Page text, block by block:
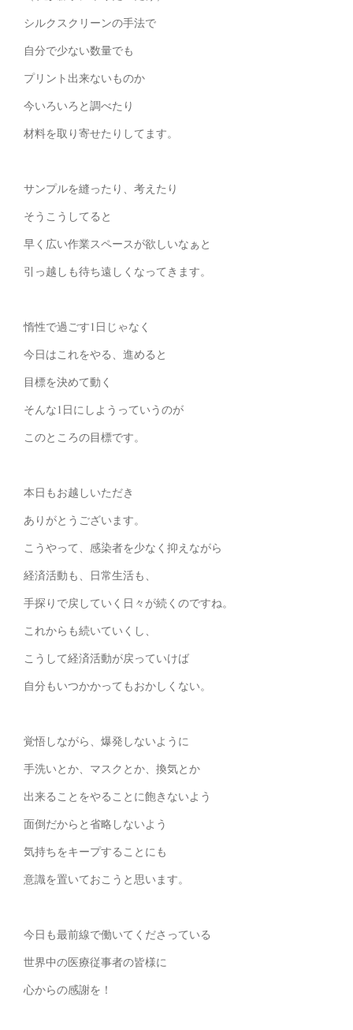
シルクスクリーンの手法で
自分で少ない数量でも
プリント出来ないものか
今いろいろと調べたり
材料を取り寄せたりしてます。
サンプルを縫ったり、考えたり
そうこうしてると
早く広い作業スペースが欲しいなぁと
引っ越しも待ち遠しくなってきます。
惰性で過ごす1日じゃなく
今日はこれをやる、進めると
目標を決めて動く
そんな1日にしようっていうのが
このところの目標です。
本日もお越しいただき
ありがとうございます。
こうやって、感染者を少なく抑えながら
経済活動も、日常生活も、
手探りで戻していく日々が続くのですね。
これからも続いていくし、
こうして経済活動が戻っていけば
自分もいつかかってもおかしくない。
覚悟しながら、爆発しないように
手洗いとか、マスクとか、換気とか
出来ることをやることに飽きないよう
面倒だからと省略しないよう
気持ちをキープすることにも
意識を置いておこうと思います。
今日も最前線で働いてくださっている
世界中の医療従事者の皆様に
心からの感謝を！